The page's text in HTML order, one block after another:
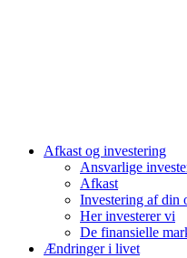
Afkast og investering
Ansvarlige
Afkast
Investering af din
Her investerer vi
De finansielle
Ændringer i livet